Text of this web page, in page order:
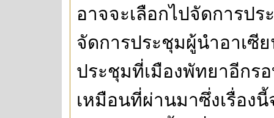
อาจจะเลือกไปจัดการป
จัดการประชุมผู้นำอาเซี
ประชุมที่เมืองพัทยาอีกร
เหมือนที่ผ่านมาซึ่งเรื่อง